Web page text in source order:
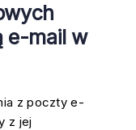
e-mail w
z poczty e-
z jej